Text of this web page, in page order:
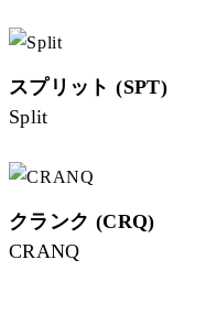
スプリット (SPT)
Split
クランク (CRQ)
CRANQ